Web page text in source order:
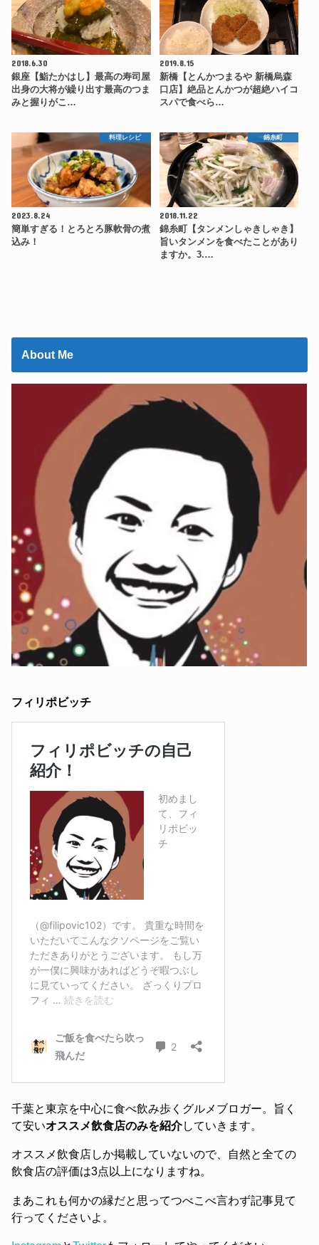
2018.6.30
銀座【鮨たかはし】最高の寿司屋
出身の大将が繰り出す最高のつま
みと握りがこ…
2019.8.15
新橋【とんかつまるや 新橋烏森
口店】絶品とんかつが超絶ハイコ
スパで食べら…
料理レシピ
2023.8.24
簡単すぎる！とろとろ豚軟骨の煮
込み！
錦糸町
2018.11.22
錦糸町【タンメンしゃきしゃき】
旨いタンメンを食べたことがあり
ますか。3.…
About Me
フィリポビッチ
千葉と東京を中心に食べ飲み歩くグルメブロガー。旨く
て安いオススメ飲食店のみを紹介していきます。
オススメ飲食店しか掲載していないので、自然と全ての
飲食店の評価は3点以上になりますね。
まあこれも何かの縁だと思ってつべこべ言わず記事見て
行ってくださいよ。